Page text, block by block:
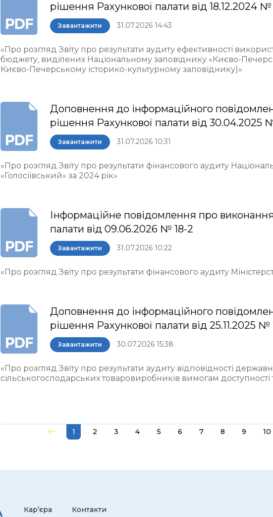
рішення Рахункової палати від 18.12.2024 №
Завантажити 31.07.2026 14:43
«Про розгляд Звіту про результати аудиту ефективності
бюджету, виділених Національному заповіднику «Києво-
Києво-Печерському історико-культурному заповіднику)»
Доповнення до інформаційного
рішення Рахункової палати від 30.04.2025
Завантажити 31.07.2026 10:31
«Про розгляд Звіту про результати фінансового аудиту
«Голосіївський» за 2024 рік»
Інформаційне повідомлення про
палати від 09.06.2026 № 18-2
Завантажити 31.07.2026 10:22
«Про розгляд Звіту про результати фінансового аудиту
Доповнення до інформаційного
рішення Рахункової палати від 25.11.2025
Завантажити 30.07.2026 15:38
«Про розгляд Звіту про результати аудиту відповідності
сільськогосподарських товаровиробників вимогам доступності
1 2 3 4 5 6 7 8 9 10
Кар’єра Контакти